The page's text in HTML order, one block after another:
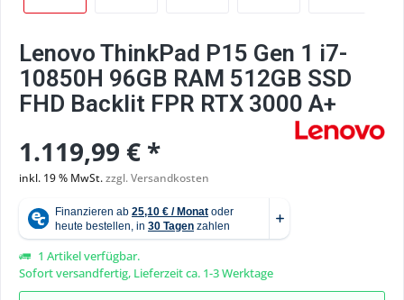
Lenovo ThinkPad P15 Gen 1 i7-
10850H 96GB RAM 512GB SSD
FHD Backlit FPR RTX 3000 A+
1.119,99 € *
inkl. 19 % MwSt.zzgl. Versandkosten
1 Artikel verfügbar.
Sofort versandfertig, Lieferzeit ca. 1-3 Werktage